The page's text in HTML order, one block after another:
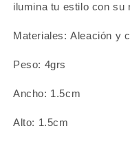
ilumina tu estilo con su
Materiales: Aleación y
Peso: 4grs
Ancho: 1.5cm
Alto: 1.5cm